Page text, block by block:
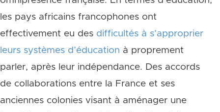
les pays africains francophones ont
effectivement eu des difficultés à s’approprier
leurs systèmes d’éducation à proprement
parler, après leur indépendance. Des accords
de collaborations entre la France et ses
anciennes colonies visant à aménager une